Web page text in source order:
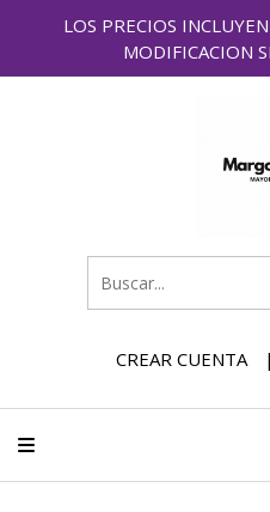
LOS PRECIOS
MODIFICACION
CREAR CUENTA